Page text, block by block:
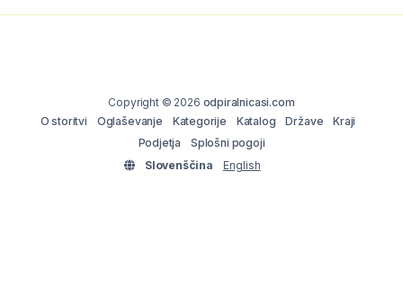
Copyright © 2026 odpiralnicasi.com
O storitvi
Oglaševanje Kategorije Katalog Države
Kraji
Podjetja
Splošni pogoji
Slovenščina
English